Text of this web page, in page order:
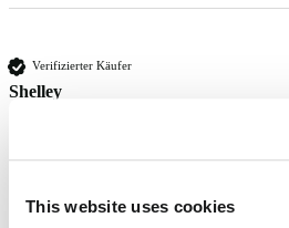
This website uses cookies
Verifizierter Käufer
Shelley